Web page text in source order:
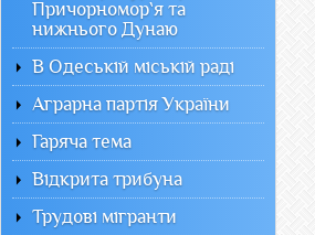
Причорномор`я та
нижнього Дунаю
В Одеській міській раді
Аграрна партія України
Гаряча тема
Відкрита трибуна
Трудові мігранти